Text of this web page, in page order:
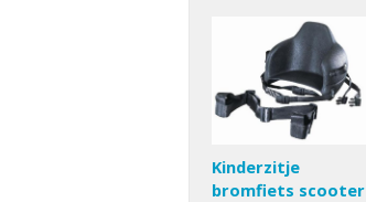
Kinderzitje
bromfiets scooter